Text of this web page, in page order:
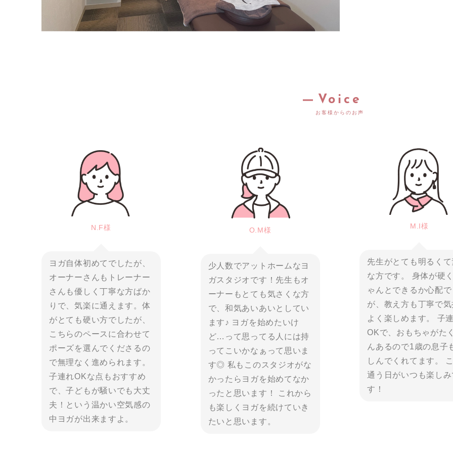
Voice
お客様からのお声
N.F様
ヨガ自体初めてでしたが、
オーナーさんもトレーナー
さんも優しく丁寧な方ばか
りで、気楽に通えます。体
がとても硬い方でしたが、
こちらのペースに合わせて
ポーズを選んでくださるの
で無理なく進められます。
子連れOKな点もおすすめ
で、子どもが騒いでも大丈
夫！という温かい空気感の
中ヨガが出来ますよ。
O.M様
少人数でアットホームなヨ
ガスタジオです！先生もオ
ーナーもとても気さくな方
で、和気あいあいとしてい
ます♪ ヨガを始めたいけ
ど…って思ってる人には持
ってこいかなぁって思いま
す◎ 私もこのスタジオがな
かったらヨガを始めてなか
ったと思います！ これから
も楽しくヨガを続けていき
たいと思います。
M.I様
先生がとても明るく
な方です。 身体が硬
ゃんとできるか心配
が、教え方も丁寧で
よく楽しめます。 子
OKで、おもちゃがた
んあるので1歳の息子
しんでくれてます。
通う日がいつも楽し
す！